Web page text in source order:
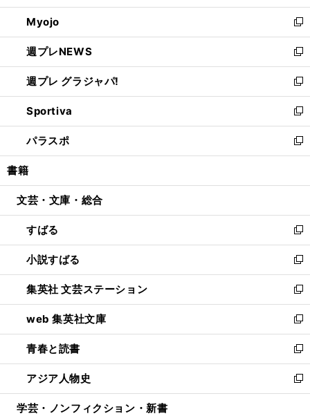
開
く
ウ
で
開
く
ン
ド
ウ
で
開
く
ウ
ィ
ン
ド
ウ
で
開
く
Myojo
新
し
い
ウ
ィ
ン
ド
ウ
で
開
週プレNEWS
新
し
い
ウ
ィ
ン
ド
ウ
開
週プレ グラジャパ!
新
し
い
ウ
ィ
ン
ウ
開
く
Sportiva
新
し
い
ウ
ン
ウ
で
開
く
パラスポ
新
し
ウ
ン
ド
ウ
で
開
く
書籍
文芸・文庫・総合
すばる
新
し
い
ウ
ィ
ン
ド
ウ
で
開
く
小説すばる
新
し
い
ウ
ィ
ン
ド
ウ
で
開
集英社 文芸ステーション
新
し
い
ウ
ィ
ン
ド
ウ
web 集英社文庫
新
し
い
ウ
ィ
ン
青春と読書
新
し
い
ウ
アジア人物史
新
し
学芸・ノンフィクション・新書